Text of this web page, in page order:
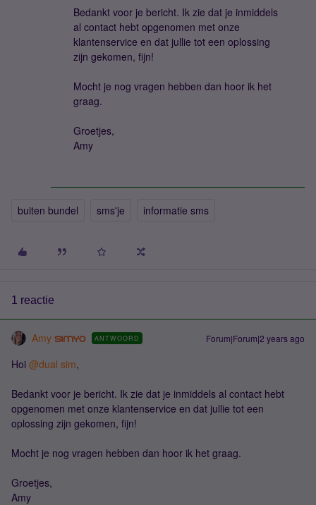
Bedankt voor je bericht. Ik zie dat je inmiddels
al contact hebt opgenomen met onze
klantenservice en dat jullie tot een oplossing
zijn gekomen, fijn!
Mocht je nog vragen hebben dan hoor ik het
graag.
Groetjes,
Amy
buiten bundel sms'je informatie sms
1 reactie
Amy ANTWOORD Forum|Forum|2 years ago
Hoi @dual sim,
Bedankt voor je bericht. Ik zie dat je inmiddels al contact hebt
opgenomen met onze klantenservice en dat jullie tot een
oplossing zijn gekomen, fijn!
Mocht je nog vragen hebben dan hoor ik het graag.
Groetjes,
Amy